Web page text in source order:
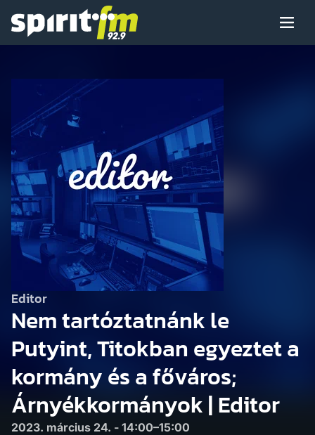
Spirit
Menü
Arcaink
Műsor
Hírek
Editor
Nem tartóztatnánk le
Putyint, Titokban egyeztet a
kormány és a főváros;
Árnyékkormányok | Editor
2023. március 24. - 14:00–15:00